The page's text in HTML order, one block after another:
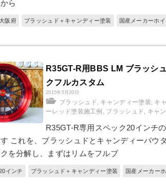
ら
阪府 ブラッシュド＋キャンディー塗装 国産メーカーホ
R35GT-R用BBS LM ブラッシ
クフルカスタム
2015年5月20日
ブラッシュド , キャンディー塗装, キ
ーレッド塗装施工例 , ブラッシュド , キャ
R35GT-R専用スペック20インチ
これを、ブラッシュドとキャンディーパウ
を分解し、まずはリムをフルブ
インチ ブラッシュド＋キャンディー塗装 国産メーカー